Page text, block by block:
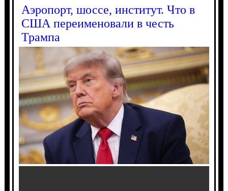
Аэропорт, шоссе, институт. Что в
США переименовали в честь
Трампа